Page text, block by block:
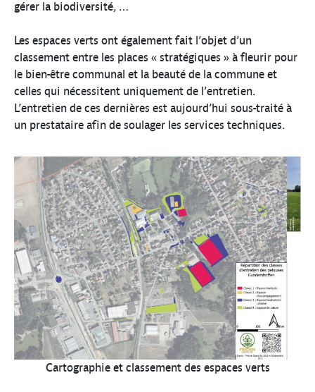
gérer la biodiversité, …
Les espaces verts ont également fait l’objet d’un
classement entre les places « stratégiques » à fleurir pour
le bien-être communal et la beauté de la commune et
celles qui nécessitent uniquement de l’entretien.
L’entretien de ces dernières est aujourd’hui sous-traité à
un prestataire afin de soulager les services techniques.
Cartographie et classement des espaces verts